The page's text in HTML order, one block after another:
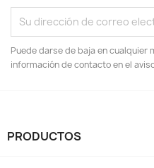
Puede darse de baja en cualquier
información de contacto en el
PRODUCTOS